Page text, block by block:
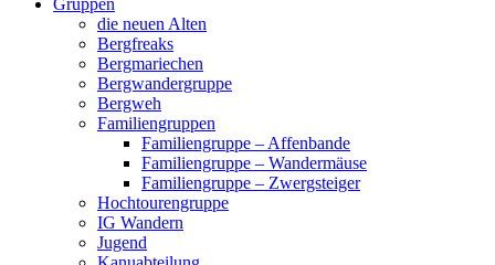
Gruppen
die neuen Alten
Bergfreaks
Bergmariechen
Bergwandergruppe
Bergweh
Familiengruppen
Familiengruppe – Affenbande
Familiengruppe – Wandermäuse
Familiengruppe – Zwergsteiger
Hochtourengruppe
IG Wandern
Jugend